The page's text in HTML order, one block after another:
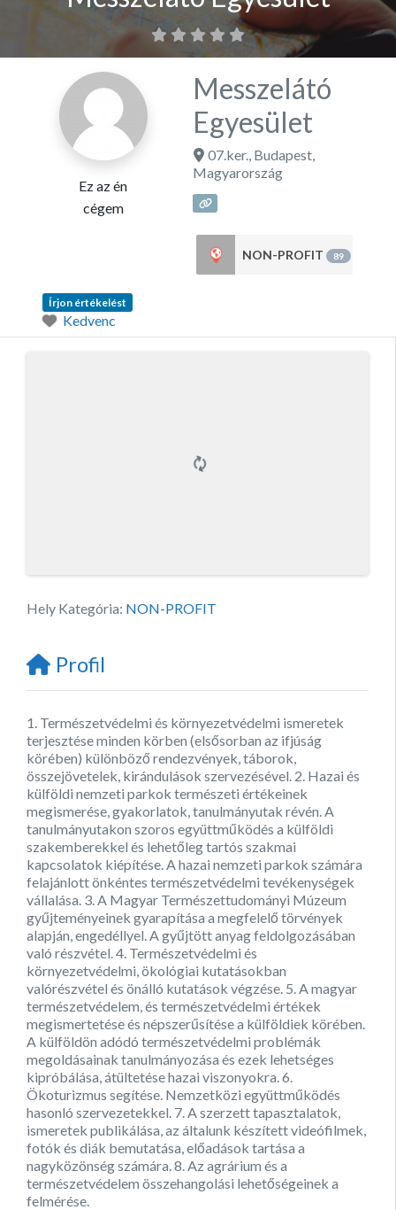
Ez az én
cégem
Messzelátó
Egyesület
07.ker., Budapest,
Magyarország
NON-PROFIT 89
Írjon értékelést
Kedvenc
Hely Kategória: NON-PROFIT
Profil
1. Természetvédelmi és környezetvédelmi ismeretek
terjesztése minden körben (elsősorban az ifjúság
körében) különböző rendezvények, táborok,
összejövetelek, kirándulások szervezésével. 2. Hazai és
külföldi nemzeti parkok természeti értékeinek
megismerése, gyakorlatok, tanulmányutak révén. A
tanulmányutakon szoros együttműködés a külföldi
szakemberekkel és lehetőleg tartós szakmai
kapcsolatok kiépítése. A hazai nemzeti parkok számára
felajánlott önkéntes természetvédelmi tevékenységek
vállalása. 3. A Magyar Természettudományi Múzeum
gyűjteményeinek gyarapítása a megfelelő törvények
alapján, engedéllyel. A gyűjtött anyag feldolgozásában
való részvétel. 4. Természetvédelmi és
környezetvédelmi, ökológiai kutatásokban
valórészvétel és önálló kutatások végzése. 5. A magyar
természetvédelem, és természetvédelmi értékek
megismertetése és népszerűsítése a külföldiek körében.
A külföldön adódó természetvédelmi problémák
megoldásainak tanulmányozása és ezek lehetséges
kipróbálása, átültetése hazai viszonyokra. 6.
Ökoturizmus segítése. Nemzetközi együttműködés
hasonló szervezetekkel. 7. A szerzett tapasztalatok,
ismeretek publikálása, az általunk készített videófilmek,
fotók és diák bemutatása, előadások tartása a
nagyközönség számára. 8. Az agrárium és a
természetvédelem összehangolási lehetőségeinek a
felmérése.